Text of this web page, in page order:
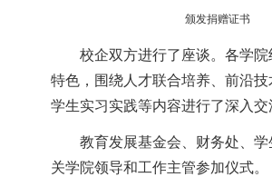
颁发捐赠证书
校企双方进行了座谈。各学
特色，围绕人才联合培养、前沿技
学生实习实践等内容进行了深入交
教育发展基金会、财务处、
关学院领导和工作主管参加仪式。